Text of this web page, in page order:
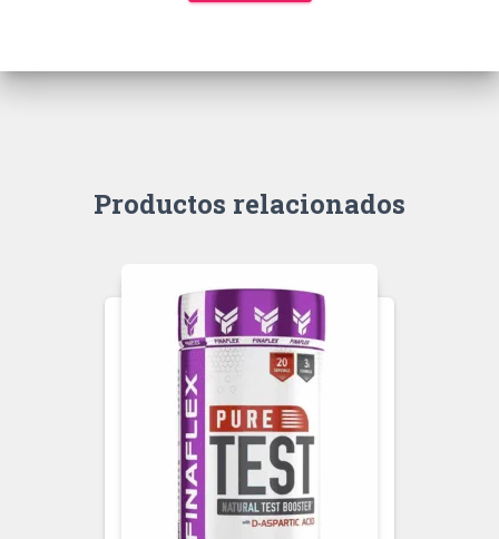
Productos relacionados